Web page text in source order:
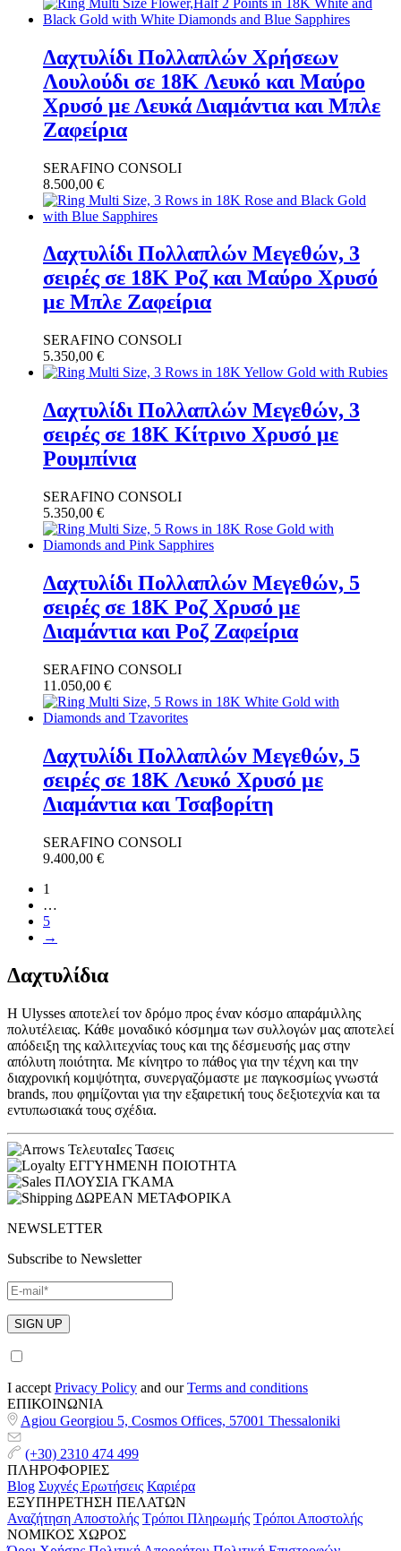
Δαχτυλίδι Πολλαπλών Χρήσεων
Λουλούδι σε 18K Λευκό και Μαύρο
Χρυσό με Λευκά Διαμάντια και Μπλε
Ζαφείρια
SERAFINO CONSOLI
8.500,00 €
Δαχτυλίδι Πολλαπλών Μεγεθών, 3
σειρές σε 18K Ροζ και Μαύρο Χρυσό
με Μπλε Ζαφείρια
SERAFINO CONSOLI
5.350,00 €
Δαχτυλίδι Πολλαπλών Μεγεθών, 3
σειρές σε 18K Κίτρινο Χρυσό με
Ρουμπίνια
SERAFINO CONSOLI
5.350,00 €
Δαχτυλίδι Πολλαπλών Μεγεθών, 5
σειρές σε 18K Ροζ Χρυσό με
Διαμάντια και Ροζ Ζαφείρια
SERAFINO CONSOLI
11.050,00 €
Δαχτυλίδι Πολλαπλών Μεγεθών, 5
σειρές σε 18K Λευκό Χρυσό με
Διαμάντια και Τσαβορίτη
SERAFINO CONSOLI
9.400,00 €
1
…
5
→
Δαχτυλίδια
H Ulysses αποτελεί τον δρόμο προς έναν κόσμο απαράμιλλης
πολυτέλειας. Κάθε μοναδικό κόσμημα των συλλογών μας αποτελεί
απόδειξη της καλλιτεχνίας τους και της δέσμευσής μας στην
απόλυτη ποιότητα. Με κίνητρο το πάθος για την τέχνη και την
διαχρονική κομψότητα, συνεργαζόμαστε με παγκοσμίως γνωστά
brands, που φημίζονται για την εξαιρετική τους δεξιοτεχνία και τα
εντυπωσιακά τους σχέδια.
ΤελευταΙες Τασεις
ΕΓΓΥΗΜΕΝΗ ΠΟΙΟΤΗΤΑ
ΠΛΟΥΣΙΑ ΓΚΑΜΑ
ΔΩΡΕΑΝ ΜΕΤΑΦΟΡΙΚΑ
NEWSLETTER
Subscribe to Newsletter
I accept Privacy Policy and ourTerms and conditions
ΕΠΙΚΟΙΝΩΝΙΑ
Agiou Georgiou 5, Cosmos Offices, 57001 Thessaloniki
(+30) 2310 474 499
ΠΛΗΡΟΦΟΡΙΕΣ
Blog Συχνές Ερωτήσεις Καριέρα
ΕΞΥΠΗΡΕΤΗΣΗ ΠΕΛΑΤΩΝ
Αναζήτηση Αποστολής Τρόποι Πληρωμής Τρόποι Αποστολής
ΝΟΜΙΚΟΣ ΧΩΡΟΣ